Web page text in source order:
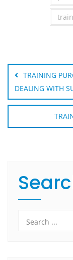
Post
TRAINING
DEALING WITH